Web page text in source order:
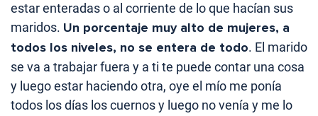
estar enteradas o al corriente de lo que hacían sus
maridos. Un porcentaje muy alto de mujeres, a
todos los niveles, no se entera de todo. El marido
se va a trabajar fuera y a ti te puede contar una cosa
y luego estar haciendo otra, oye el mío me ponía
todos los días los cuernos y luego no venía y me lo